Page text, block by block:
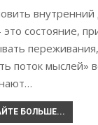
состояние,
поток мыслей»
БОЛЬШЕ...